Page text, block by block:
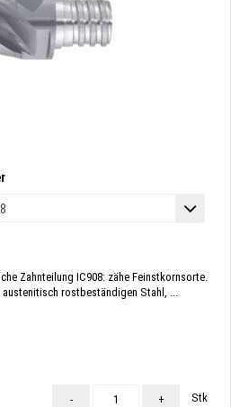
Zahnteilung IC908: zähe Feinstkornsorte.
rostbeständigen Stahl, ...
- + Stk